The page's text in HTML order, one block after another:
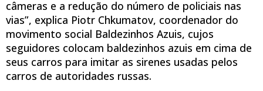
câmeras e a redução do número de policiais nas
vias”, explica Piotr Chkumatov, coordenador do
movimento social Baldezinhos Azuis, cujos
seguidores colocam baldezinhos azuis em cima de
seus carros para imitar as sirenes usadas pelos
carros de autoridades russas.